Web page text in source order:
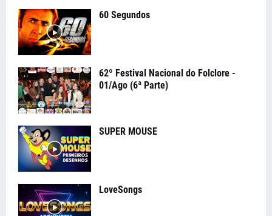
60 Segundos
62º Festival Nacional do Folclore -
01/Ago (6ª Parte)
SUPER MOUSE
LoveSongs